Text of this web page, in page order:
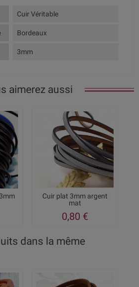
Cuir Véritable
Bordeaux
3mm
aimerez aussi
Cuir plat 3mm argent
mat
0,80 €
dans la même